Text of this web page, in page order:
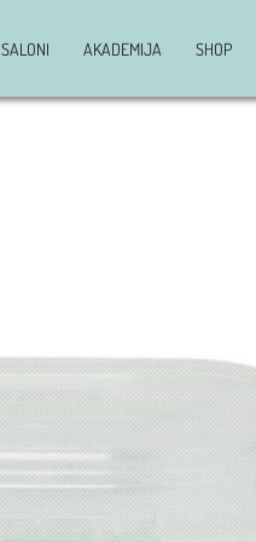
SALONI AKADEMIJA SHOP